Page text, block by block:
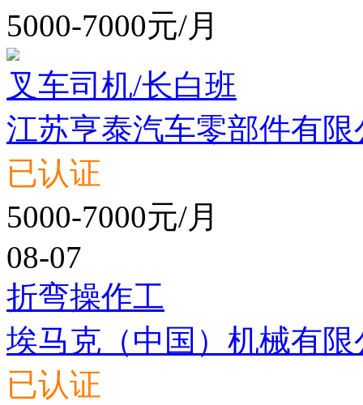
5000-7000元/月
叉车司机/长白班
江苏亨泰汽车零部件有限
已认证
5000-7000元/月
08-07
折弯操作工
埃马克（中国）机械有限
已认证